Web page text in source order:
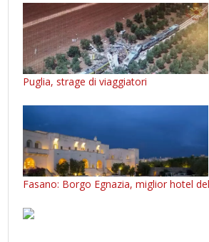
Puglia, strage di viaggiatori
Fasano: Borgo Egnazia, miglior hotel